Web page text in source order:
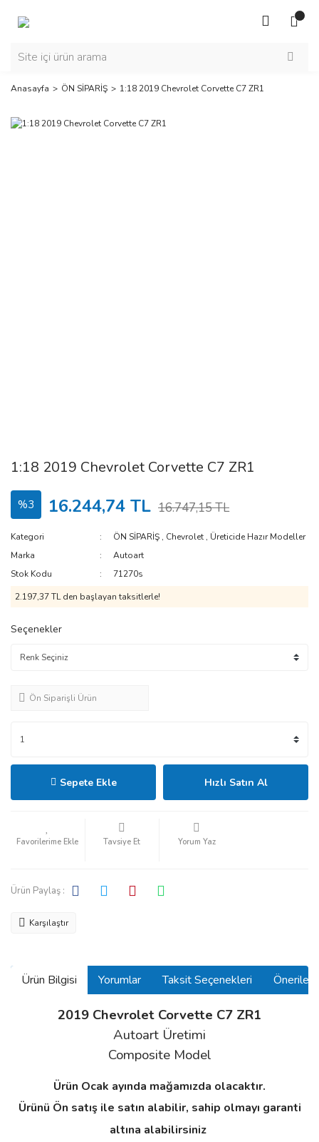
Anasayfa ÖN SİPARİŞ 1:18 2019 Chevrolet Corvette C7 ZR1
1:18 2019 Chevrolet Corvette C7 ZR1
%3 16.244,74 TL 16.747,15 TL
Kategori ÖN SİPARİŞ , Chevrolet , Üreticide Hazır Modeller
Marka
Autoart
Stok Kodu
71270s
2.197,37 TL den başlayan taksitlerle!
Seçenekler
Ön Siparişli Ürün
Sepete Ekle Hızlı Satın Al
Tavsiye Et Yorum Yaz
Ürün Paylaş :
Karşılaştır
Ürün Bilgisi Yorumlar Taksit Seçenekleri
2019 Chevrolet Corvette C7 ZR1
Autoart Üretimi
Composite Model
Ürün Ocak ayında mağamızda olacaktır.
Ürünü Ön satış ile satın alabilir, sahip olmayı garanti
altına alabilirsiniz